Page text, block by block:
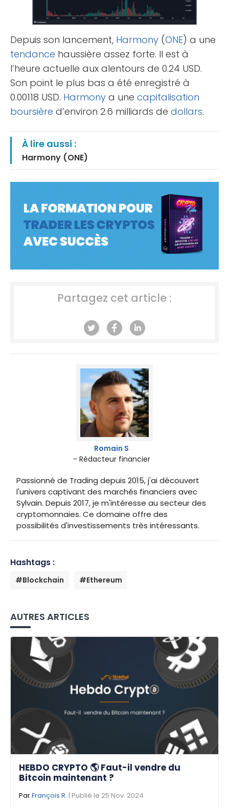
Depuis son lancement, Harmony (ONE) a une
tendance haussière assez forte. Il est à
l’heure actuelle aux alentours de 0.24 USD.
Son point le plus bas a été enregistré à
0.00118 USD. Harmony a une capitalisation
boursière d’environ 2.6 milliards de dollars.
À lire aussi :
Harmony (ONE)
Partagez cet article :
Romain S
- Rédacteur financier
Passionné de Trading depuis 2015, j'ai découvert
l'univers captivant des marchés financiers avec
Sylvain. Depuis 2017, je m'intéresse au secteur des
cryptomonnaies. Ce domaine offre des
possibilités d'investissements très intéressants.
Hashtags :
#Blockchain #Ethereum
AUTRES ARTICLES
HEBDO CRYPTO 🌎 Faut-il vendre du
Bitcoin maintenant ?
ParFrançois R. | Publié le 25 Nov. 2024